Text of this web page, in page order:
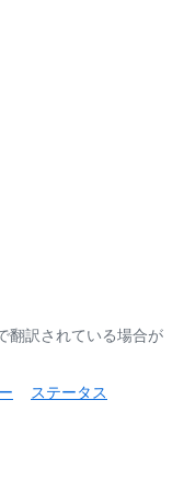
翻訳されている場合が
ステータス